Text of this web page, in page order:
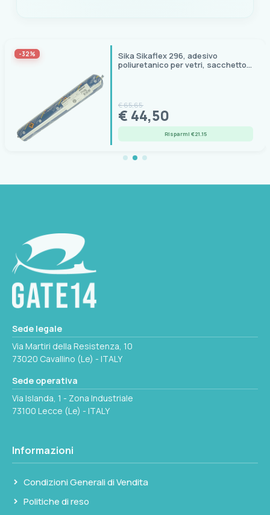
Seleziona questa variante
-32%
Sika Sikaflex 296, adesivo
poliuretanico per vetri, sacchetto
€ 65,65
€ 44,50
Risparmi €21.15
Sede legale
Via Martiri della Resistenza, 10
73020 Cavallino (Le) - ITALY
Sede operativa
Via Islanda, 1 - Zona Industriale
73100 Lecce (Le) - ITALY
Informazioni
Condizioni Generali di Vendita
Politiche di reso